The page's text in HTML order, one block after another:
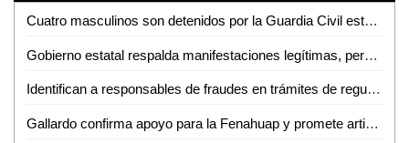
Cuatro masculinos son detenidos por la Guardia Civil estatal, tras delitos contra servidores públicos
Gobierno estatal respalda manifestaciones legítimas, pero advierte sobre intentos de desestabilización
Identifican a responsables de fraudes en trámites de regularización de predios en Ciudad Valles
Gallardo confirma apoyo para la Fenahuap y promete artistas como Carin León y los Tigres del Norte